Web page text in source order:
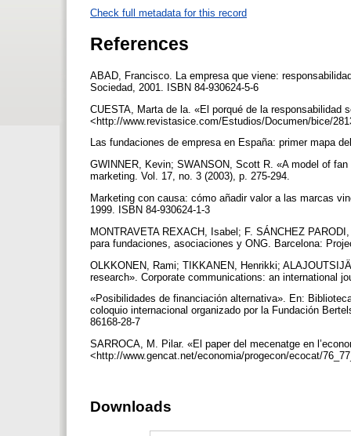
Check full metadata for this record
References
ABAD, Francisco. La empresa que viene:
Sociedad, 2001. ISBN 84-930624-5-6
CUESTA, Marta de la. «El porqué de la responsabilidad
<http://www.revistasice.com/Estudios/Documen/bice/
Las fundaciones de empresa en España: primer mapa
GWINNER, Kevin; SWANSON, Scott R. «A model of
marketing. Vol. 17, no. 3 (2003), p. 275-294.
Marketing con causa: cómo añadir valor a las marcas
1999. ISBN 84-930624-1-3
MONTRAVETA REXACH, Isabel; F. SÁNCHEZ
para fundaciones, asociaciones y ONG. Barcelona:
OLKKONEN, Rami; TIKKANEN, Henrikki;
research». Corporate communications: an international
«Posibilidades de financiación alternativa». En:
coloquio internacional organizado por la Fundación
86168-28-7
SARROCA, M. Pilar. «El paper del mecenatge en
<http://www.gencat.net/economia/progecon/ecocat/
Downloads